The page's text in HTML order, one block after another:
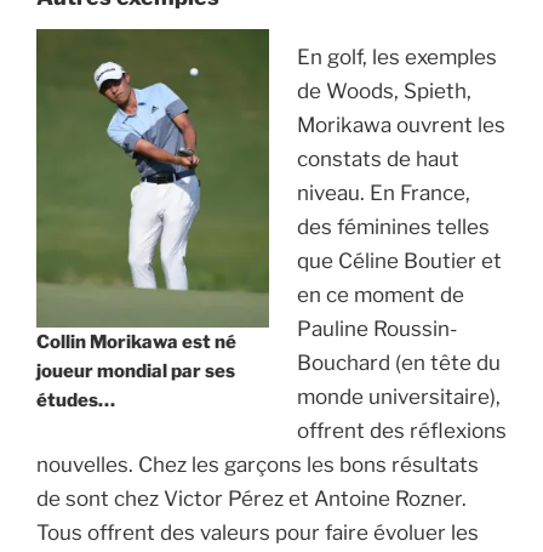
Collin Morikawa est né
joueur mondial par ses
études…
En golf, les exemples
de Woods, Spieth,
Morikawa ouvrent les
constats de haut
niveau. En France,
des féminines telles
que Céline Boutier et
en ce moment de
Pauline Roussin-
Bouchard (en tête du
monde universitaire),
offrent des réflexions
nouvelles. Chez les garçons les bons résultats
de sont chez Victor Pérez et Antoine Rozner.
Tous offrent des valeurs pour faire évoluer les